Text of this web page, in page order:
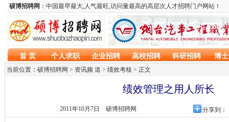
当前位置：硕博招聘网 > 资讯频 道 > 绩效考核 > 正文
绩效管理之用人所长
2011年10月7日 硕博招聘网 分享到：